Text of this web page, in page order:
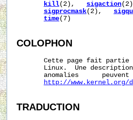
kill(2), sigaction
sigprocmask(2),
time(7)
COLOPHON
Cette page fait
Linux.  Une
anomalies      peuvent
http://www.kernel.org/
TRADUCTION